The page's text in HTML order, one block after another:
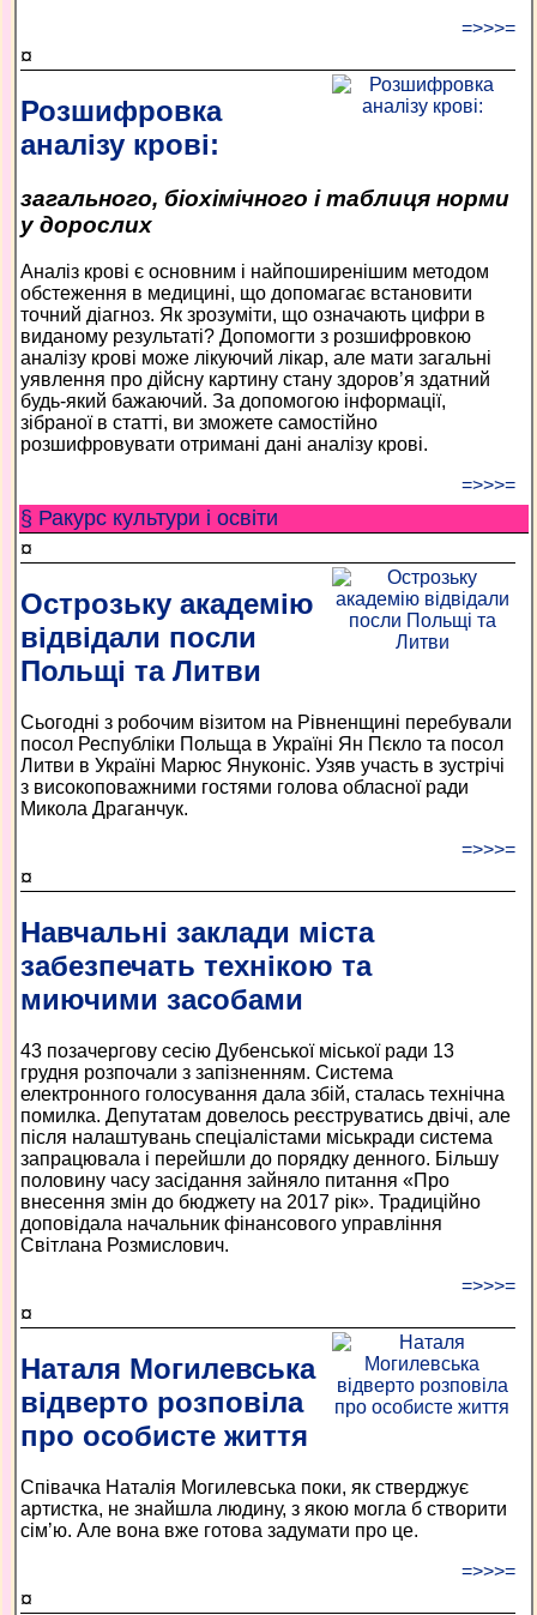
=>>>=
¤
Розшифровка
аналізу крові:
загального, біохімічного і таблиця норми
у дорослих
Аналіз крові є основним і найпоширенішим методом
обстеження в медицині, що допомагає встановити
точний діагноз. Як зрозуміти, що означають цифри в
виданому результаті? Допомогти з розшифровкою
аналізу крові може лікуючий лікар, але мати загальні
уявлення про дійсну картину стану здоров’я здатний
будь-який бажаючий. За допомогою інформації,
зібраної в статті, ви зможете самостійно
розшифровувати отримані дані аналізу крові.
=>>>=
§ Ракурс культури і освіти
¤
Острозьку академію
відвідали посли
Польщі та Литви
Сьогодні з робочим візитом на Рівненщині перебували
посол Республіки Польща в Україні Ян Пєкло та посол
Литви в Україні Марюс Януконіс. Узяв участь в зустрічі
з високоповажними гостями голова обласної ради
Микола Драганчук.
=>>>=
¤
Навчальні заклади міста
забезпечать технікою та
миючими засобами
43 позачергову сесію Дубенської міської ради 13
грудня розпочали з запізненням. Система
електронного голосування дала збій, сталась технічна
помилка. Депутатам довелось реєструватись двічі, але
після налаштувань спеціалістами міськради система
запрацювала і перейшли до порядку денного. Більшу
половину часу засідання зайняло питання «Про
внесення змін до бюджету на 2017 рік». Традиційно
доповідала начальник фінансового управління
Світлана Розмислович.
=>>>=
¤
Наталя Могилевська
відверто розповіла
про особисте життя
Співачка Наталія Могилевська поки, як стверджує
артистка, не знайшла людину, з якою могла б створити
сім’ю. Але вона вже готова задумати про це.
=>>>=
¤